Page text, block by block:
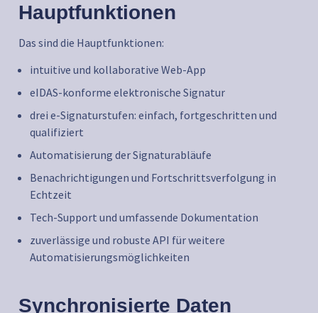
Hauptfunktionen
Das sind die Hauptfunktionen:
intuitive und kollaborative Web-App
eIDAS-konforme elektronische Signatur
drei e-Signaturstufen: einfach, fortgeschritten und
qualifiziert
Automatisierung der Signaturabläufe
Benachrichtigungen und Fortschrittsverfolgung in
Echtzeit
Tech-Support und umfassende Dokumentation
zuverlässige und robuste API für weitere
Automatisierungsmöglichkeiten
Synchronisierte Daten